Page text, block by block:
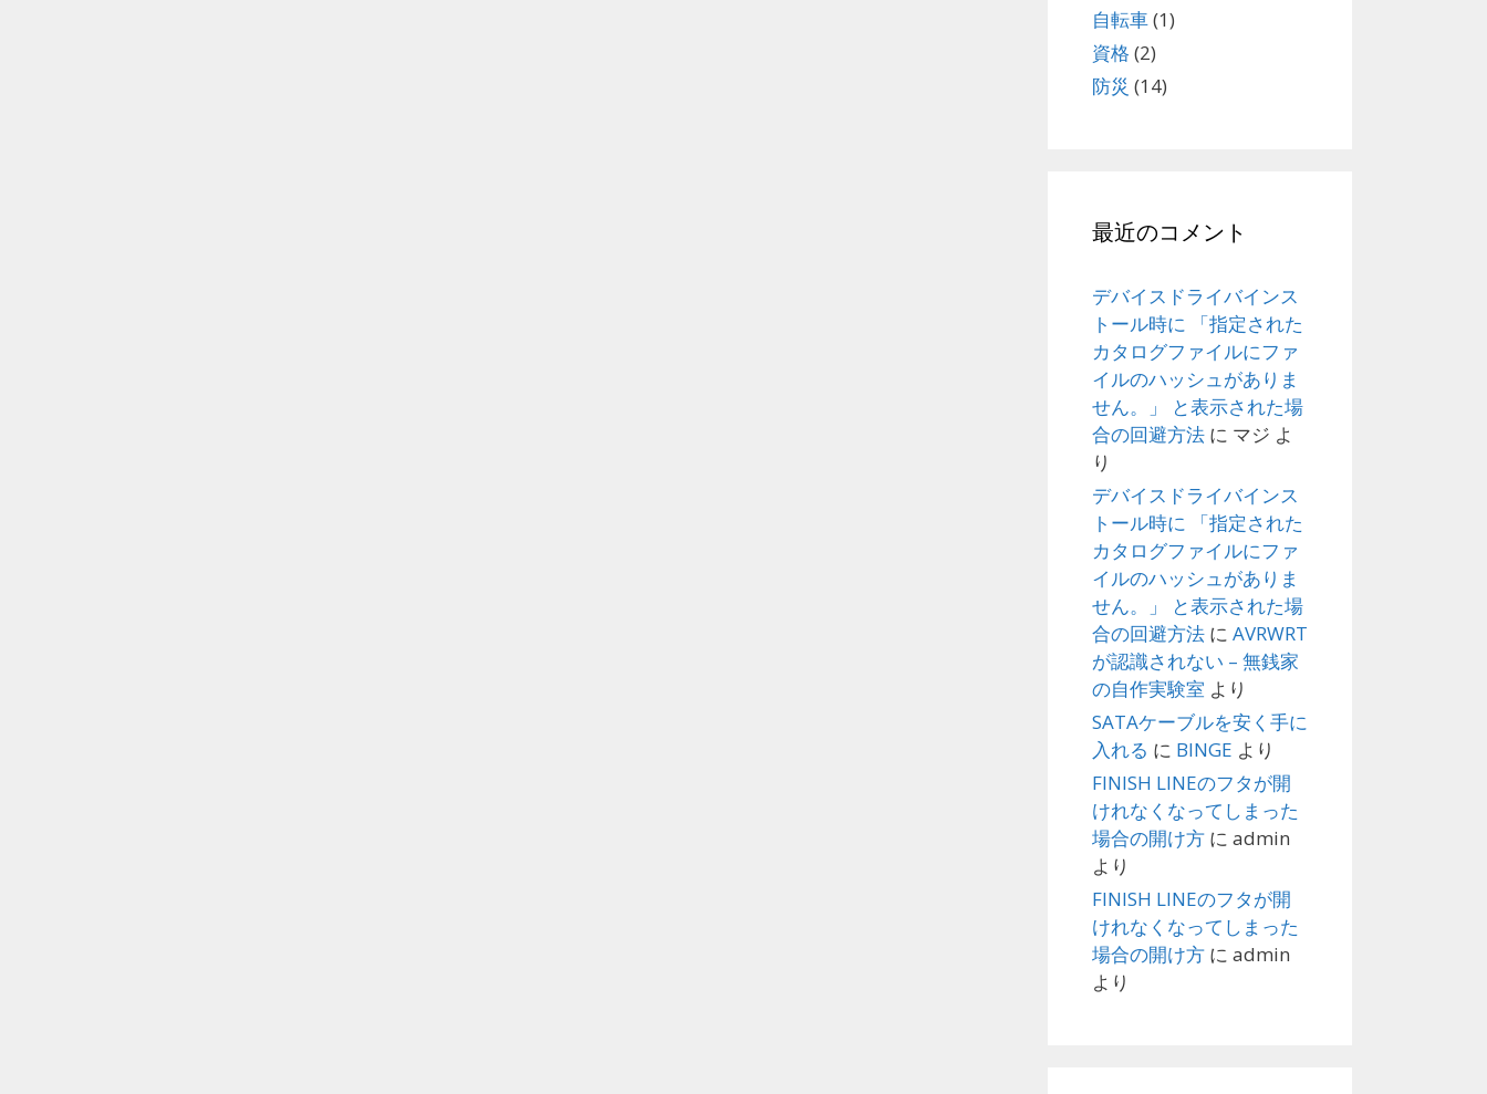
自転車(1)
資格 (2)
防災 (14)
最近のコメント
デバイスドライバインス
トール時に 「指定された
カタログファイルにファ
イルのハッシュがありま
せん。」 と表示された場
合の回避方法 に マジ よ
り
デバイスドライバインス
トール時に 「指定された
カタログファイルにファ
イルのハッシュがありま
せん。」 と表示された場
合の回避方法 に AVRWRT
が認識されない – 無銭家
の自作実験室 より
SATAケーブルを安く手に
入れる に BINGE より
FINISH LINEのフタが開
けれなくなってしまった
場合の開け方 に admin
より
FINISH LINEのフタが開
けれなくなってしまった
場合の開け方 に admin
より